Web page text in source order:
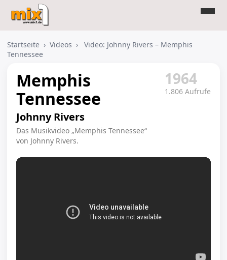
Startseite › Videos ›
Video: Johnny Rivers – Memphis
Tennessee
Memphis
Tennessee
Johnny Rivers
Das Musikvideo „Memphis Tennessee“
von Johnny Rivers.
1964
1.806 Aufrufe